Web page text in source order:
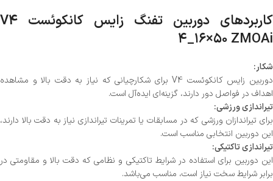
کاربردهای دوربین تفنگ زایس کانکوئست V4
۴_۱۶×۵۰ ZMOAi
شکار:
دوربین زایس کانکوئست V4 برای شکارچیانی که نیاز به دقت بالا و مشاهده
اهداف در فواصل دور دارند، گزینه‌ای ایده‌آل است.
تیراندازی ورزشی:
برای تیراندازان ورزشی که در مسابقات یا تمرینات تیراندازی نیاز به دقت بالا دارند،
این دوربین انتخابی مناسب است.
تیراندازی تاکتیکی:
این دوربین برای استفاده در شرایط تاکتیکی و نظامی که دقت بالا و مقاومتی در
برابر شرایط سخت نیاز است، مناسب می‌باشد.